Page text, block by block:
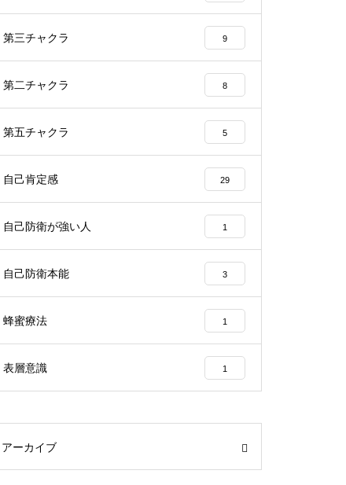
第三チャクラ 9
第二チャクラ 8
第五チャクラ 5
自己肯定感 29
自己防衛が強い人 1
自己防衛本能 3
蜂蜜療法 1
表層意識 1
アーカイブ